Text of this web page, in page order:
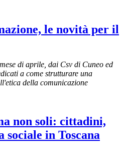
le novità per il
di aprile, dai Csv di Cuneo ed
a come strutturare una
della comunicazione
non soli: cittadini,
in Toscana